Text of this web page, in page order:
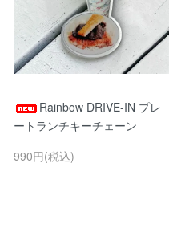
Rainbow DRIVE-IN プレ
ートランチキーチェーン
990円(税込)